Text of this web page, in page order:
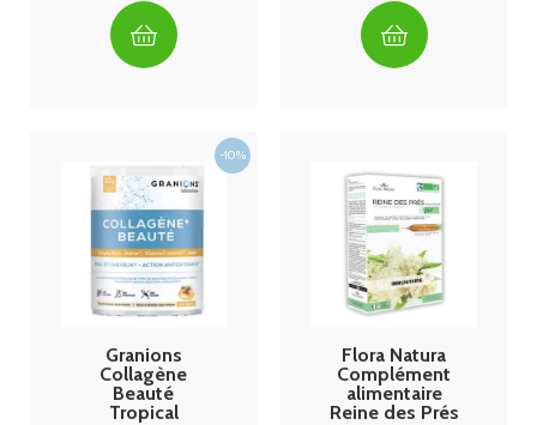
Granions
Collagène
Beauté
Tropical
Flora Natura
Complément
alimentaire
Reine des Prés